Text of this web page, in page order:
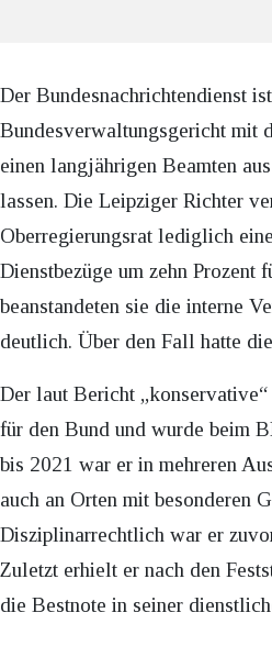
Der Bundesnachrichtendienst
Bundesverwaltungsgericht mit
einen langjährigen Beamten
lassen. Die Leipziger Richter
Oberregierungsrat lediglich
Dienstbezüge um zehn Prozent
beanstandeten sie die interne
deutlich. Über den Fall hatte die
Der laut Bericht
für den Bund und wurde beim
bis 2021 war er in mehreren
auch an Orten mit besonderen
Disziplinarrechtlich war er
Zuletzt erhielt er nach den
die Bestnote in seiner